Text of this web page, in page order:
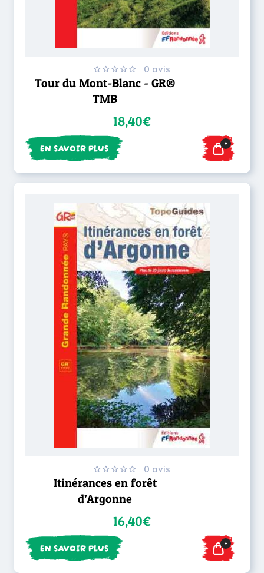
0 avis
Tour du Mont-Blanc - GR®
TMB
18,40€
EN SAVOIR PLUS +
0 avis
Itinérances en forêt
d’Argonne
16,40€
EN SAVOIR PLUS +